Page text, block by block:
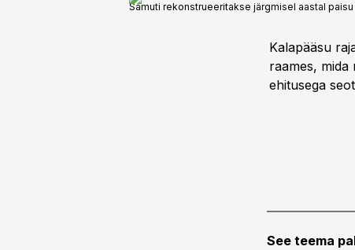
Samuti rekonstrueeritakse järgmisel aastal
Kalapääsu
raames, mida
ehitusega
See teema